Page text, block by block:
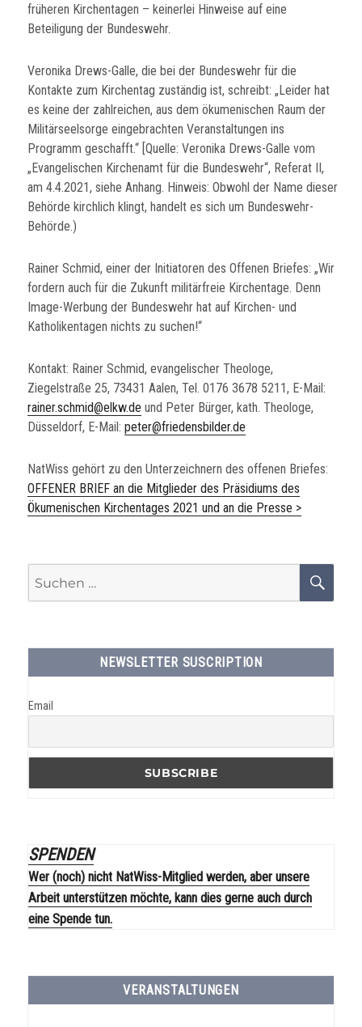
früheren Kirchentagen – keinerlei Hinweise auf eine
Beteiligung der Bundeswehr.
Veronika Drews-Galle, die bei der Bundeswehr für die
Kontakte zum Kirchentag zuständig ist, schreibt: „Leider hat
es keine der zahlreichen, aus dem ökumenischen Raum der
Militärseelsorge eingebrachten Veranstaltungen ins
Programm geschafft.“ [Quelle: Veronika Drews-Galle vom
„Evangelischen Kirchenamt für die Bundeswehr“, Referat II,
am 4.4.2021, siehe Anhang. Hinweis: Obwohl der Name dieser
Behörde kirchlich klingt, handelt es sich um Bundeswehr-
Behörde.)
Rainer Schmid, einer der Initiatoren des Offenen Briefes: „Wir
fordern auch für die Zukunft militärfreie Kirchentage. Denn
Image-Werbung der Bundeswehr hat auf Kirchen- und
Katholikentagen nichts zu suchen!“
Kontakt: Rainer Schmid, evangelischer Theologe,
Ziegelstraße 25, 73431 Aalen, Tel. 0176 3678 5211, E-Mail:
rainer.schmid@elkw.de und Peter Bürger, kath. Theologe,
Düsseldorf, E-Mail:peter@friedensbilder.de
NatWiss gehört zu den Unterzeichnern des offenen Briefes:
OFFENER BRIEF an die Mitglieder des Präsidiums des
Ökumenischen Kirchentages 2021 und an die Presse >
nach:
NEWSLETTER SUSCRIPTION
Email
SPENDEN
Wer (noch) nicht NatWiss-Mitglied werden, aber unsere
Arbeit unterstützen möchte, kann dies gerne auch durch
eine Spende tun.
VERANSTALTUNGEN